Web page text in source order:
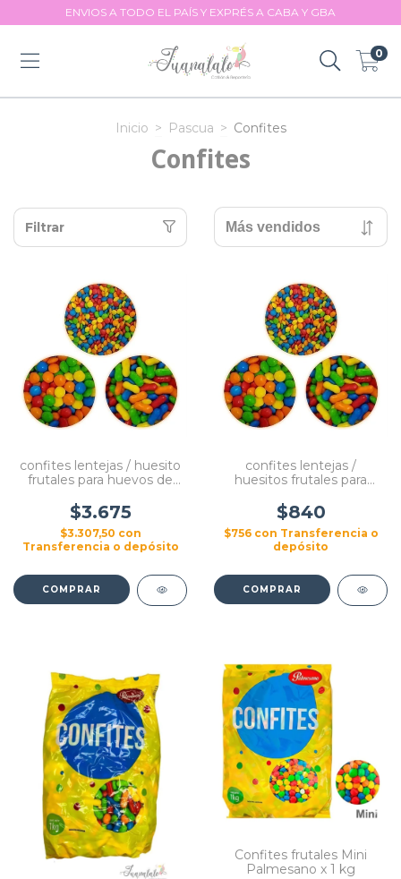
ENVIOS A TODO EL PAÍS Y EXPRÉS A CABA Y GBA
0
Inicio > Pascua > Confites
Confites
Filtrar
confites lentejas / huesito
frutales para huevos de
$3.675
$3.307,50 con
Transferencia o depósito
COMPRAR
confites lentejas /
huesitos frutales para
gramos palmesano
$840
$756 con Transferencia o
depósito
COMPRAR
Confites frutales Mini
Palmesano x 1 kg